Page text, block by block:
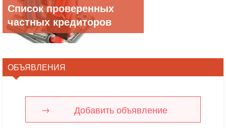
Список проверенных
частных кредиторов
ОБЪЯВЛЕНИЯ
Добавить объявление